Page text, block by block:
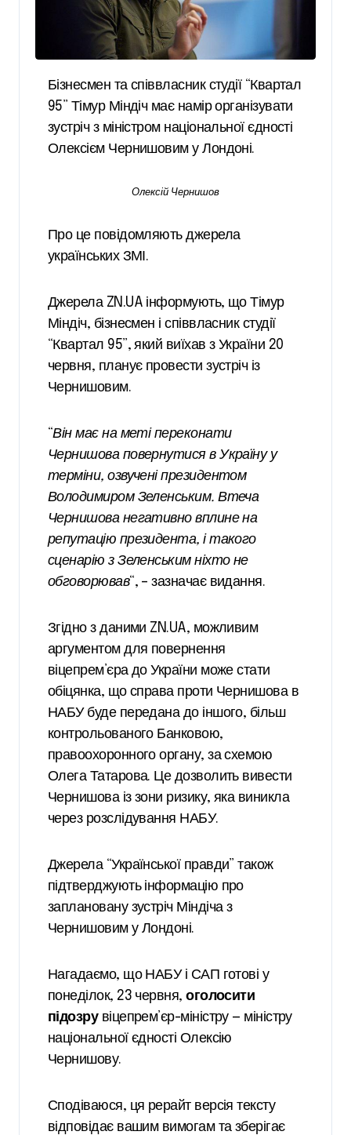
Бізнесмен та співвласник студії “Квартал
95” Тімур Міндіч має намір організувати
зустріч з міністром національної єдності
Олексієм Чернишовим у Лондоні.
Олексій Чернишов
Про це повідомляють джерела
українських ЗМІ.
Джерела ZN.UA інформують, що Тімур
Міндіч, бізнесмен і співвласник студії
“Квартал 95”, який виїхав з України 20
червня, планує провести зустріч із
Чернишовим.
“Він має на меті переконати
Чернишова повернутися в Україну у
терміни, озвучені президентом
Володимиром Зеленським. Втеча
Чернишова негативно вплине на
репутацію президента, і такого
сценарію з Зеленським ніхто не
обговорював“, – зазначає видання.
Згідно з даними ZN.UA, можливим
аргументом для повернення
віцепрем’єра до України може стати
обіцянка, що справа проти Чернишова в
НАБУ буде передана до іншого, більш
контрольованого Банковою,
правоохоронного органу, за схемою
Олега Татарова. Це дозволить вивести
Чернишова із зони ризику, яка виникла
через розслідування НАБУ.
Джерела “Української правди” також
підтверджують інформацію про
заплановану зустріч Міндіча з
Чернишовим у Лондоні.
Нагадаємо, що НАБУ і САП готові у
понеділок, 23 червня,оголосити
підозрувіцепрем’єр-міністру — міністру
національної єдності Олексію
Чернишову.
Сподіваюся, ця рерайт версія тексту
відповідає вашим вимогам та зберігає